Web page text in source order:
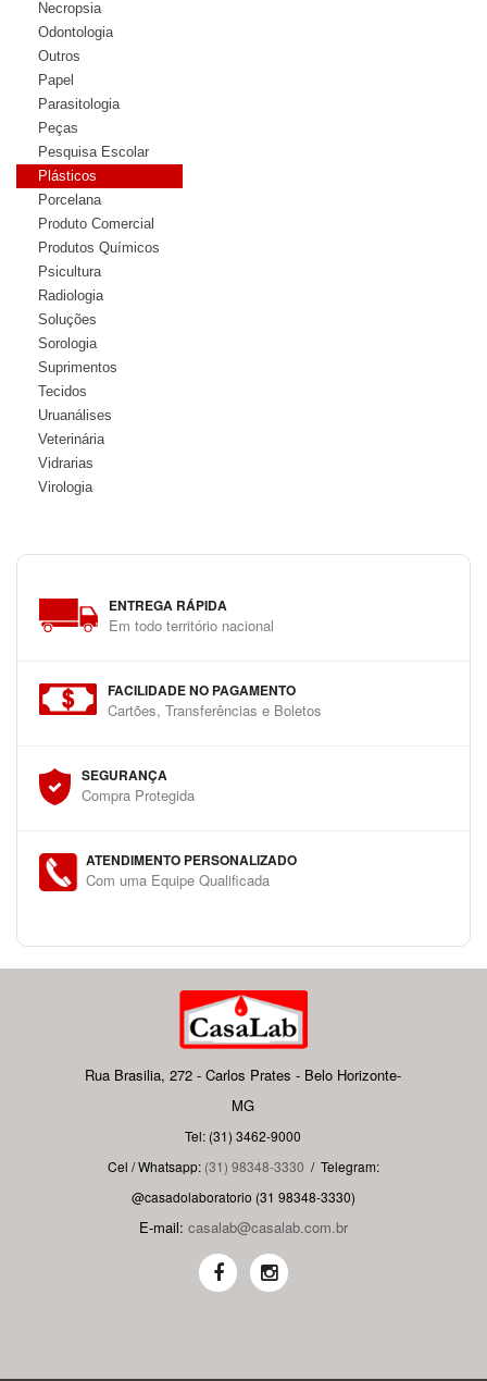
Necropsia
Odontologia
Outros
Papel
Parasitologia
Peças
Pesquisa Escolar
Plásticos
Porcelana
Produto Comercial
Produtos Químicos
Psicultura
Radiologia
Soluções
Sorologia
Suprimentos
Tecidos
Uruanálises
Veterinária
Vidrarias
Virologia
ENTREGA RÁPIDA
Em todo território nacional
FACILIDADE NO PAGAMENTO
Cartões, Transferências e Boletos
SEGURANÇA
Compra Protegida
ATENDIMENTO PERSONALIZADO
Com uma Equipe Qualificada
Rua Brasilia, 272 - Carlos Prates - Belo Horizonte-
MG
Tel: (31) 3462-9000
Cel / Whatsapp: (31) 98348-3330 / Telegram:
@casadolaboratorio (31 98348-3330)
E-mail: casalab@casalab.com.br